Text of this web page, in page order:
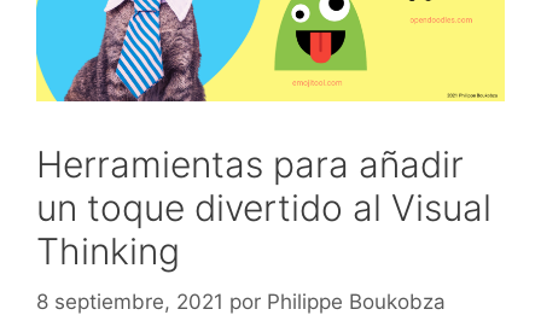
Herramientas para añadir
un toque divertido al Visual
Thinking
8 septiembre, 2021 por Philippe Boukobza